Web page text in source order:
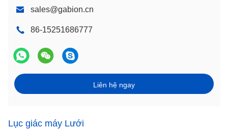
sales@gabion.cn
86-15251686777
Liên hệ ngay
Lục giác máy Lưới